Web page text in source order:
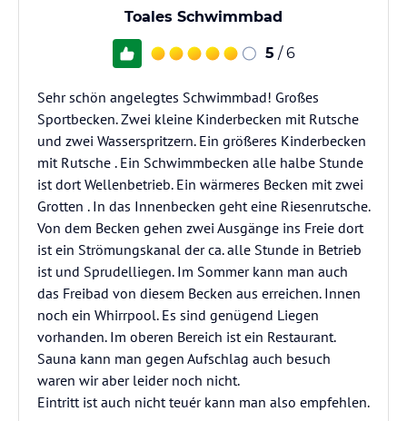
Toales Schwimmbad
5 / 6
Sehr schön angelegtes Schwimmbad! Großes
Sportbecken. Zwei kleine Kinderbecken mit Rutsche
und zwei Wasserspritzern. Ein größeres Kinderbecken
mit Rutsche . Ein Schwimmbecken alle halbe Stunde
ist dort Wellenbetrieb. Ein wärmeres Becken mit zwei
Grotten . In das Innenbecken geht eine Riesenrutsche.
Von dem Becken gehen zwei Ausgänge ins Freie dort
ist ein Strömungskanal der ca. alle Stunde in Betrieb
ist und Sprudelliegen. Im Sommer kann man auch
das Freibad von diesem Becken aus erreichen. Innen
noch ein Whirrpool. Es sind genügend Liegen
vorhanden. Im oberen Bereich ist ein Restaurant.
Sauna kann man gegen Aufschlag auch besuch
waren wir aber leider noch nicht.
Eintritt ist auch nicht teuér kann man also empfehlen.